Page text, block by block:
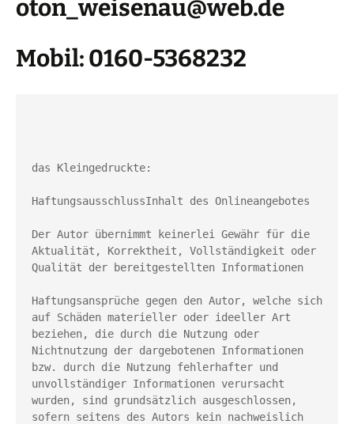
oton_weisenau@web.de
Mobil: 0160-5368232
das Kleingedruckte:
HaftungsausschlussInhalt des Onlineangebotes
Der Autor übernimmt keinerlei Gewähr für die
Aktualität, Korrektheit, Vollständigkeit oder
Qualität der bereitgestellten Informationen
Haftungsansprüche gegen den Autor, welche sich
auf Schäden materieller oder ideeller Art
beziehen, die durch die Nutzung oder
Nichtnutzung der dargebotenen Informationen
bzw. durch die Nutzung fehlerhafter und
unvollständiger Informationen verursacht
wurden, sind grundsätzlich ausgeschlossen,
sofern seitens des Autors kein nachweislich